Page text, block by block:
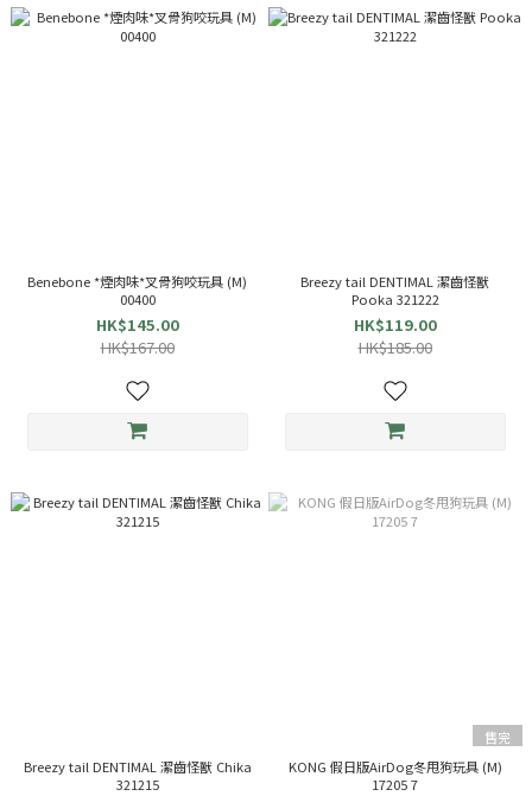
Benebone *煙肉味*叉骨狗咬玩具 (M)
00400
HK$145.00
HK$167.00
Breezy tail DENTIMAL 潔齒怪獸
Pooka 321222
HK$119.00
HK$185.00
Breezy tail DENTIMAL 潔齒怪獸 Chika
321215
售完
KONG 假日版AirDog冬甩狗玩具 (M)
17205 7